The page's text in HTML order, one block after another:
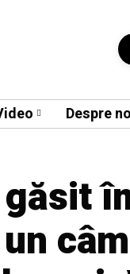
Despre